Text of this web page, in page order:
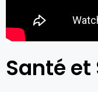
Santé et